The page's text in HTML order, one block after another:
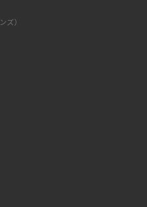
やギガが足りない時の対処法を紹介
なことやポイントも紹介
ト・デメリットを初心者向けにわかり
ズ）